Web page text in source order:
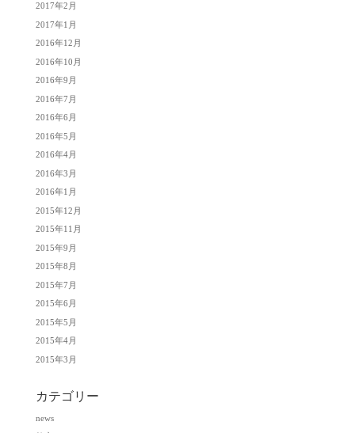
2017年2月
2017年1月
2016年12月
2016年10月
2016年9月
2016年7月
2016年6月
2016年5月
2016年4月
2016年3月
2016年1月
2015年12月
2015年11月
2015年9月
2015年8月
2015年7月
2015年6月
2015年5月
2015年4月
2015年3月
カテゴリー
news